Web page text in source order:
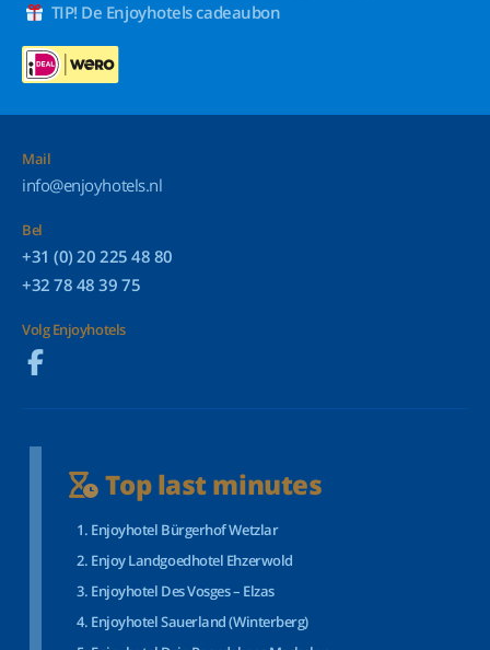
TIP! De Enjoyhotels cadeaubon
Mail
info@enjoyhotels.nl
Bel
+31 (0) 20 225 48 80
+32 78 48 39 75
Volg Enjoyhotels
Top last minutes
Enjoyhotel Bürgerhof Wetzlar
Enjoy Landgoedhotel Ehzerwold
Enjoyhotel Des Vosges – Elzas
Enjoyhotel Sauerland (Winterberg)